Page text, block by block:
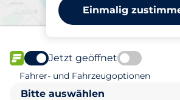
Einmalig
in Freiburg im
FLOW verfügbar
Jetzt geöffnet
Fahrer- und Fahrzeugoptionen
Bitte auswählen